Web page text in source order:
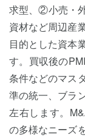
求型、②小売・
資材など周辺産
目的とした資本
す。買収後の
条件などのマス
準の統一、ブラ
左右します。
の多様なニーズ